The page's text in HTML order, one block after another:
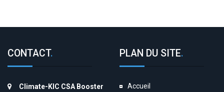
CONTACT.
Climate-KIC CSA Booster
PLAN DU SITE.
Accueil